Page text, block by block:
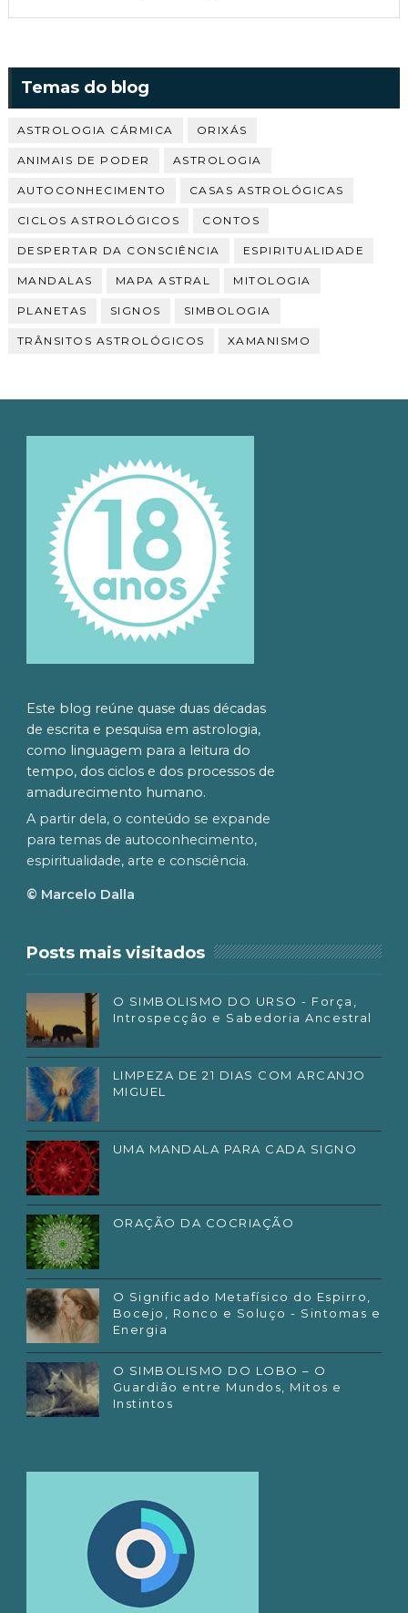
Temas do blog
ASTROLOGIA CÁRMICA ORIXÁS
ANIMAIS DE PODER ASTROLOGIA
AUTOCONHECIMENTO CASAS ASTROLÓGICAS
CICLOS ASTROLÓGICOS CONTOS
DESPERTAR DA CONSCIÊNCIA ESPIRITUALIDADE
MANDALAS MAPA ASTRAL MITOLOGIA
PLANETAS SIGNOS SIMBOLOGIA
TRÂNSITOS ASTROLÓGICOS XAMANISMO
Este blog reúne quase duas décadas
de escrita e pesquisa em astrologia,
como linguagem para a leitura do
tempo, dos ciclos e dos processos de
amadurecimento humano.
A partir dela, o conteúdo se expande
para temas de autoconhecimento,
espiritualidade, arte e consciência.
© Marcelo Dalla
Posts mais visitados
O SIMBOLISMO DO URSO - Força,
Introspecção e Sabedoria Ancestral
LIMPEZA DE 21 DIAS COM ARCANJO
MIGUEL
UMA MANDALA PARA CADA SIGNO
ORAÇÃO DA COCRIAÇÃO
O Significado Metafísico do Espirro,
Bocejo, Ronco e Soluço - Sintomas e
Energia
O SIMBOLISMO DO LOBO – O
Guardião entre Mundos, Mitos e
Instintos